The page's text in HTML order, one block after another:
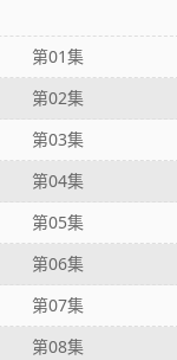
第01集
第02集
第03集
第04集
第05集
第06集
第07集
第08集